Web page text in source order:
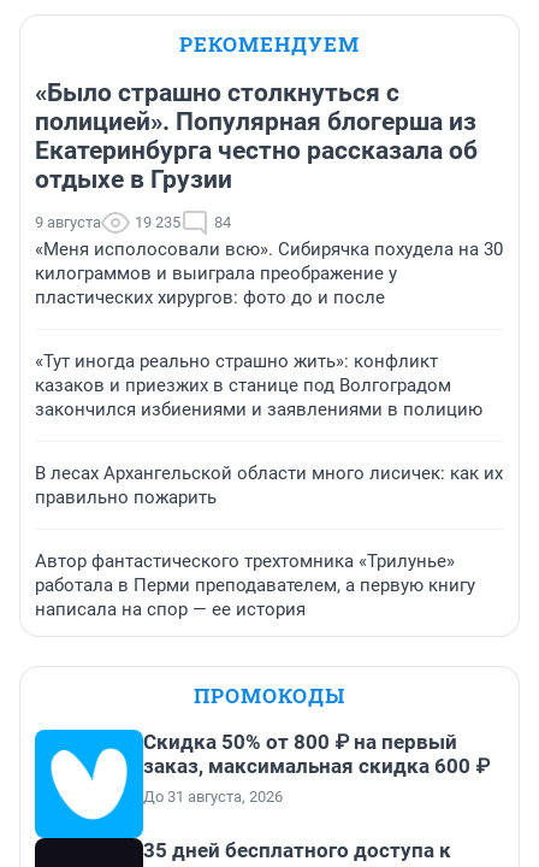
РЕКОМЕНДУЕМ
«Было страшно столкнуться с
полицией». Популярная блогерша из
Екатеринбурга честно рассказала об
отдыхе в Грузии
9 августа 19 235 84
«Меня исполосовали всю». Сибирячка похудела на 30
килограммов и выиграла преображение у
пластических хирургов: фото до и после
«Тут иногда реально страшно жить»: конфликт
казаков и приезжих в станице под Волгоградом
закончился избиениями и заявлениями в полицию
В лесах Архангельской области много лисичек: как их
правильно пожарить
Автор фантастического трехтомника «Трилунье»
работала в Перми преподавателем, а первую книгу
написала на спор — ее история
ПРОМОКОДЫ
Скидка 50% от 800 ₽ на первый
заказ, максимальная скидка 600 ₽
До 31 августа, 2026
35 дней бесплатного доступа к